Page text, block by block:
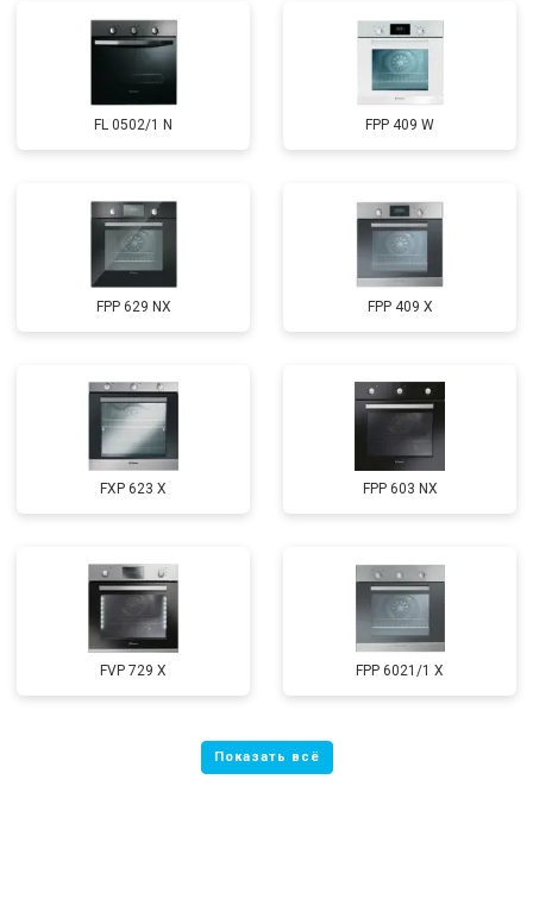
FL 0502/1 N FPP 409 W
FPP 629 NX FPP 409 X
FXP 623 X FPP 603 NX
FVP 729 X FPP 6021/1 X